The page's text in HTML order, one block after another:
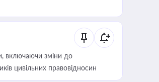
включаючи зміни до
цивільних правовідносин